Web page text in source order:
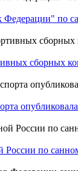
по
сборных
России по